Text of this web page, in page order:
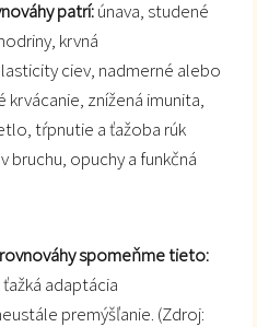
patrí:únava, studené
krvná
ciev, nadmerné alebo
znížená imunita,
tŕpnutie a ťažoba rúk
bruchu, opuchy a funkčná
spomeňme tieto:
adaptácia
premýšľanie. (Zdroj: